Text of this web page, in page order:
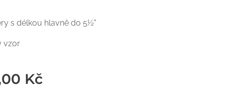
s délkou hlavně do 5½"
vzor
Kč